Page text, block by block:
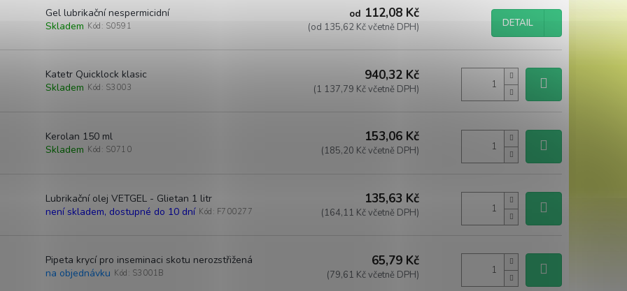
Gel lubrikační nespermicidní
Skladem Kód: S0591
od 112,08 Kč
(od 135,62 Kč včetně DPH) DETAIL
Katetr Quicklock klasic
Skladem Kód: S3003
940,32 Kč
(1 137,79 Kč včetně DPH)
Kerolan 150 ml
Skladem Kód: S0710
153,06 Kč
(185,20 Kč včetně DPH)
Lubrikační olej VETGEL - Glietan 1 litr
není skladem, dostupné do 10 dní Kód: F700277
135,63 Kč
(164,11 Kč včetně DPH)
Pipeta krycí pro inseminaci skotu nerozstřižená
na objednávku Kód: S3001B
65,79 Kč
(79,61 Kč včetně DPH)